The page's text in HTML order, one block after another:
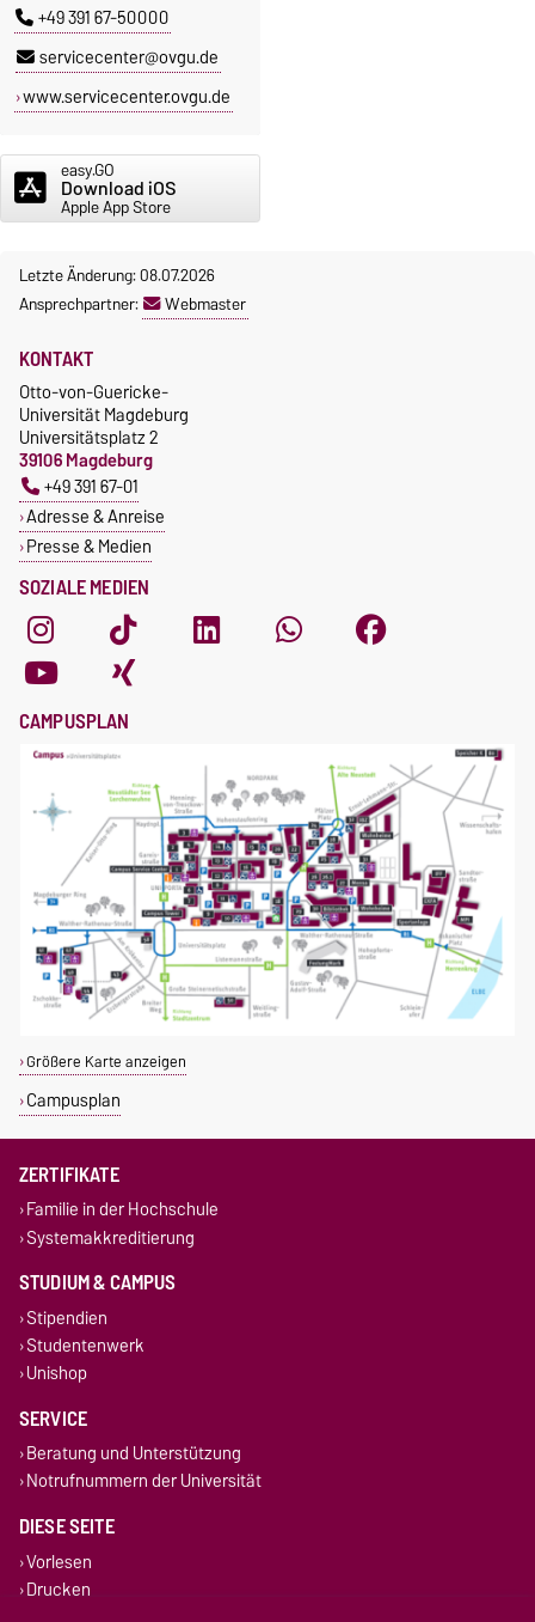
+49 391 67-50000
servicecenter@ovgu.de
www.servicecenter.ovgu.de
easy.GO
Download iOS
Apple App Store
Letzte Änderung: 08.07.2026
Ansprechpartner:
Webmaster
SOZIALE MEDIEN
KONTAKT
Otto-von-Guericke-
Universität Magdeburg
Universitätsplatz 2
39106 Magdeburg
+49 391 67-01
Adresse & Anreise
Presse & Medien
CAMPUSPLAN
Größere Karte anzeigen
Campusplan
ZERTIFIKATE
Familie in der Hochschule
Systemakkreditierung
STUDIUM & CAMPUS
Stipendien
Studentenwerk
Unishop
SERVICE
Beratung und Unterstützung
Notrufnummern der Universität
DIESE SEITE
Vorlesen
Drucken